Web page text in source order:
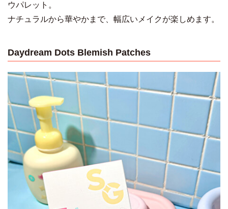
ウパレット。
ナチュラルから華やかまで、幅広いメイクが楽しめます。
Daydream Dots Blemish Patches